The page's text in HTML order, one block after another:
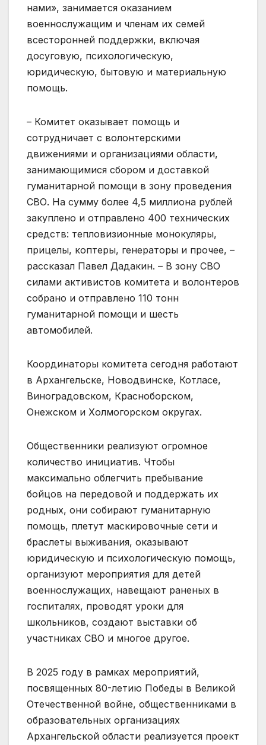
нами», занимается оказанием
военнослужащим и членам их семей
всесторонней поддержки, включая
досуговую, психологическую,
юридическую, бытовую и материальную
помощь.
– Комитет оказывает помощь и
сотрудничает с волонтерскими
движениями и организациями области,
занимающимися сбором и доставкой
гуманитарной помощи в зону проведения
СВО. На сумму более 4,5 миллиона рублей
закуплено и отправлено 400 технических
средств: тепловизионные монокуляры,
прицелы, коптеры, генераторы и прочее, –
рассказал Павел Дадакин. – В зону СВО
силами активистов комитета и волонтеров
собрано и отправлено 110 тонн
гуманитарной помощи и шесть
автомобилей.
Координаторы комитета сегодня работают
в Архангельске, Новодвинске, Котласе,
Виноградовском, Красноборском,
Онежском и Холмогорском округах.
Общественники реализуют огромное
количество инициатив. Чтобы
максимально облегчить пребывание
бойцов на передовой и поддержать их
родных, они собирают гуманитарную
помощь, плетут маскировочные сети и
браслеты выживания, оказывают
юридическую и психологическую помощь,
организуют мероприятия для детей
военнослужащих, навещают раненых в
госпиталях, проводят уроки для
школьников, создают выставки об
участниках СВО и многое другое.
В 2025 году в рамках мероприятий,
посвященных 80-летию Победы в Великой
Отечественной войне, общественниками в
образовательных организациях
Архангельской области реализуется проект